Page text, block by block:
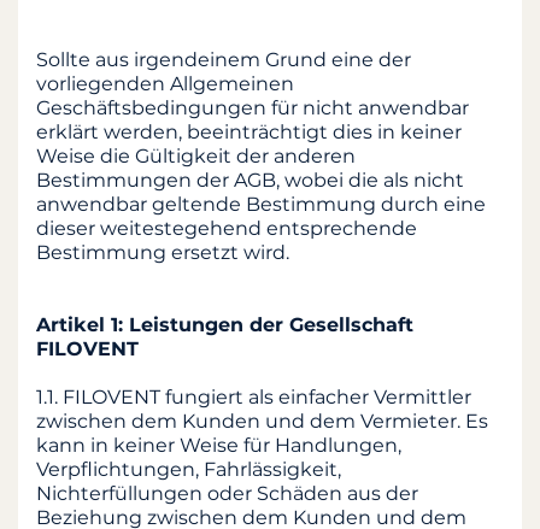
Sollte aus irgendeinem Grund eine der
vorliegenden Allgemeinen
Geschäftsbedingungen für nicht anwendbar
erklärt werden, beeinträchtigt dies in keiner
Weise die Gültigkeit der anderen
Bestimmungen der AGB, wobei die als nicht
anwendbar geltende Bestimmung durch eine
dieser weitestegehend entsprechende
Bestimmung ersetzt wird.
Artikel 1: Leistungen der Gesellschaft
FILOVENT
1.1. FILOVENT fungiert als einfacher Vermittler
zwischen dem Kunden und dem Vermieter. Es
kann in keiner Weise für Handlungen,
Verpflichtungen, Fahrlässigkeit,
Nichterfüllungen oder Schäden aus der
Beziehung zwischen dem Kunden und dem